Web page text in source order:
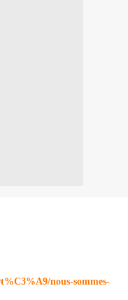
nous-sommes-